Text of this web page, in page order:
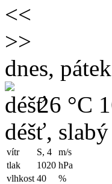
<<
>>
dnes,
26 °C
déšť,
vítr S, 4
m/s
tlak
1020 hPa
vlhkost 40
%